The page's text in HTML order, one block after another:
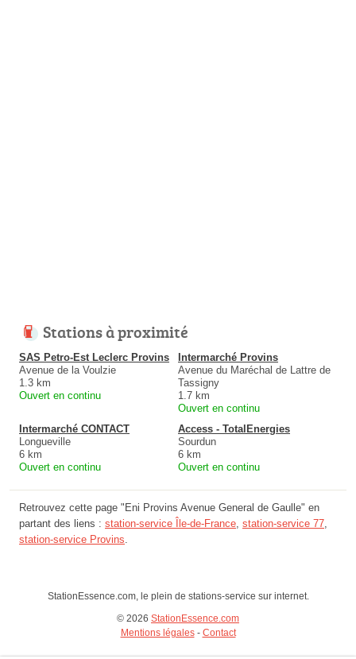
Stations à proximité
SAS Petro-Est Leclerc Provins
Avenue de la Voulzie
1.3 km
Ouvert en continu
Intermarché Provins
Avenue du Maréchal de Lattre de
Tassigny
1.7 km
Ouvert en continu
Intermarché CONTACT
Longueville
6 km
Ouvert en continu
Access - TotalEnergies
Sourdun
6 km
Ouvert en continu
Retrouvez cette page "Eni Provins Avenue General de Gaulle" en
partant des liens : station-service Île-de-France, station-service 77,
station-service Provins.
StationEssence.com, le plein de stations-service sur internet.
© 2026 StationEssence.com
Mentions légales- Contact